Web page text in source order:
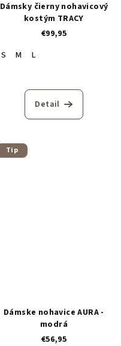
Dámsky čierny nohavicový
kostým TRACY
€99,95
S
M L
Detail
Tip
Dámske nohavice AURA -
modrá
€56,95